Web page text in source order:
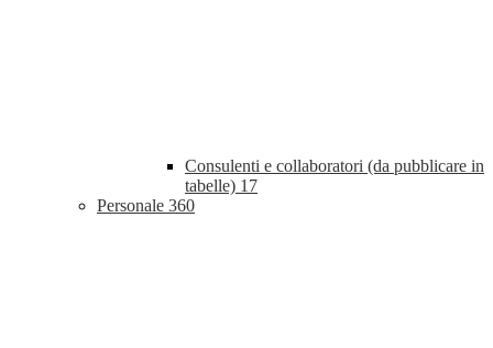
Consulenti e collaboratori (da pubblicare in
tabelle) 17
Personale 360